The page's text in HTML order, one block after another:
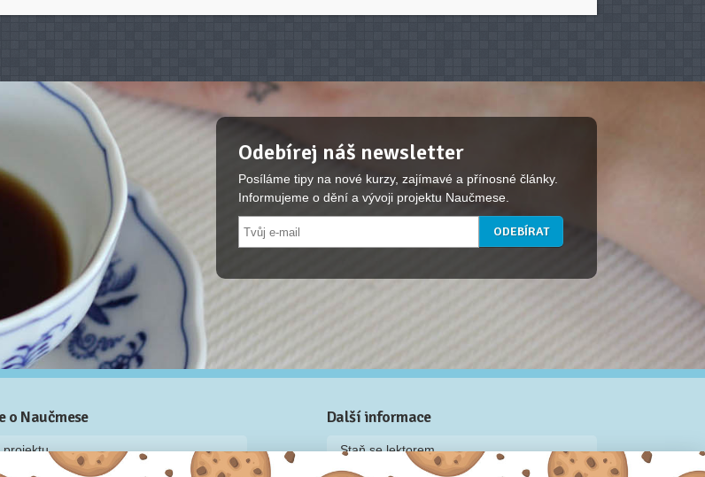
Odebírej náš newsletter
Posíláme tipy na nové kurzy, zajímavé a přínosné články.
Informujeme o dění a vývoji projektu Naučmese.
o Naučmese
projektu
Další informace
Staň se lektorem